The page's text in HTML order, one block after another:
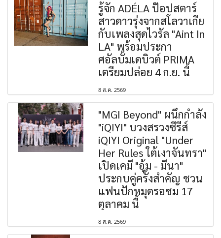
รู้จัก ADÉLA ป๊อปสตาร์
สาวดาวรุ่งจากสโลวาเกีย
กับเพลงสุดไวรัล "Aint In
LA" พร้อมประกา
ศอัลบั้มเดบิวต์ PRIMA
เตรียมปล่อย 4 ก.ย. นี้
8 ส.ค. 2569
"MGI Beyond" ผนึกกำลัง
"iQIYI" บวงสรวงซีรีส์
iQIYI Original "Under
Her Rules ใต้เงาจันทรา"
เปิดเคมี "อุ้ม - มีนา"
ประกบคู่ครั้งสำคัญ ชวน
แฟนปักหมุดรอชม 17
ตุลาคม นี้
8 ส.ค. 2569